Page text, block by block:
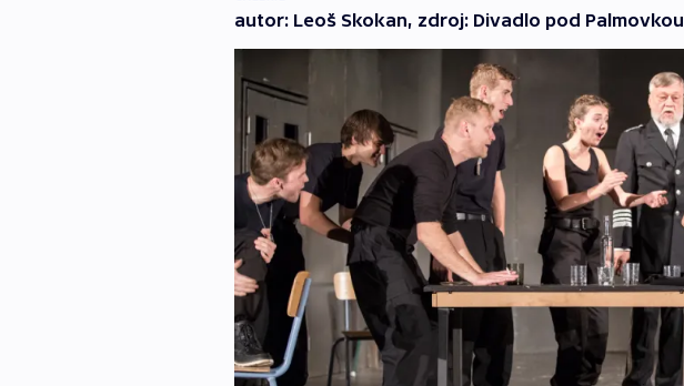
autor: Leoš Skokan, zdroj: Divadlo pod Palmovkou